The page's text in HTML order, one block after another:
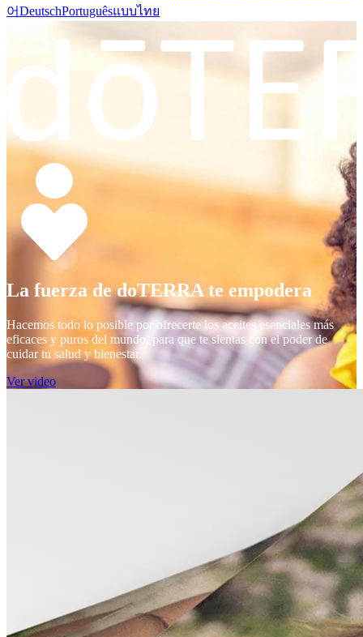
어DeutschPortuguêsแบบไทย
La fuerza de doTERRA te empodera
Hacemos todo lo posible por ofrecerte los aceites esenciales más
eficaces y puros del mundo, para que te sientas con el poder de
cuidar tu salud y bienestar.
Ver video